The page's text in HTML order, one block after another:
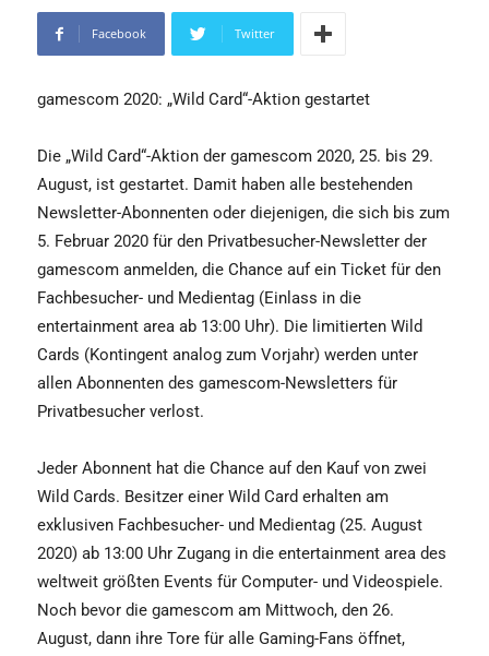
Facebook Twitter
gamescom 2020: „Wild Card“-Aktion gestartet
Die „Wild Card“-Aktion der gamescom 2020, 25. bis 29.
August, ist gestartet. Damit haben alle bestehenden
Newsletter-Abonnenten oder diejenigen, die sich bis zum
5. Februar 2020 für den Privatbesucher-Newsletter der
gamescom anmelden, die Chance auf ein Ticket für den
Fachbesucher- und Medientag (Einlass in die
entertainment area ab 13:00 Uhr). Die limitierten Wild
Cards (Kontingent analog zum Vorjahr) werden unter
allen Abonnenten des gamescom-Newsletters für
Privatbesucher verlost.
Jeder Abonnent hat die Chance auf den Kauf von zwei
Wild Cards. Besitzer einer Wild Card erhalten am
exklusiven Fachbesucher- und Medientag (25. August
2020) ab 13:00 Uhr Zugang in die entertainment area des
weltweit größten Events für Computer- und Videospiele.
Noch bevor die gamescom am Mittwoch, den 26.
August, dann ihre Tore für alle Gaming-Fans öffnet,